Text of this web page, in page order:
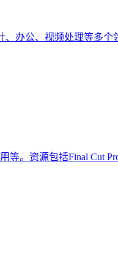
办公、视频处理等多个
。资源包括Final Cut